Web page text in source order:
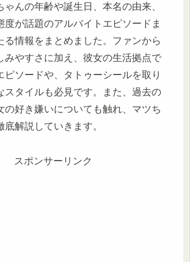
ゃんの年齢や誕生日、本名の由来、
度が話題のアルバイトエピソードま
る情報をまとめました。ファンから
みやすさに加え、彼女の生活拠点で
ピソードや、タトゥーシールを取り
スタイルも必見です。また、過去の
の好き嫌いについても触れ、マツち
底解説していきます。
スポンサーリンク